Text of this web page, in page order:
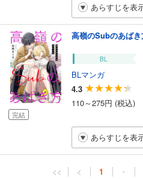
あらすじを表
完結
高嶺のSubのあば
BL
BLマンガ
4.3
110～275円 (税込)
あらすじを表
<< < 1 ・